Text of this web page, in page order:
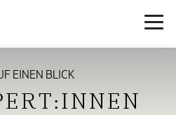
EINEN BLICK